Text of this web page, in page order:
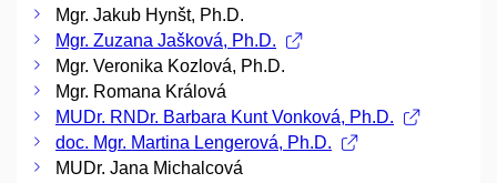
Mgr. Jakub Hynšt, Ph.D.
Mgr. Zuzana Jašková, Ph.D.
Mgr. Veronika Kozlová, Ph.D.
Mgr. Romana Králová
MUDr. RNDr. Barbara Kunt Vonková, Ph.D.
doc. Mgr. Martina Lengerová, Ph.D.
MUDr. Jana Michalcová